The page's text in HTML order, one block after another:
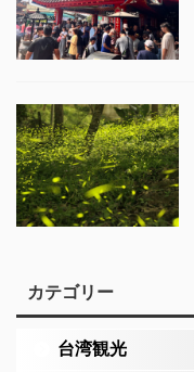
カテゴリー
台湾観光